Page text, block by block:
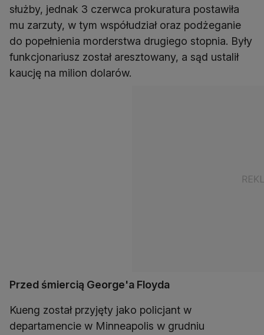
służby, jednak 3 czerwca prokuratura postawiła
mu zarzuty, w tym współudział oraz podżeganie
do popełnienia morderstwa drugiego stopnia. Były
funkcjonariusz został aresztowany, a sąd ustalił
kaucję na milion dolarów.
Przed śmiercią George'a Floyda
Kueng został przyjęty jako policjant w
departamencie w Minneapolis w grudniu